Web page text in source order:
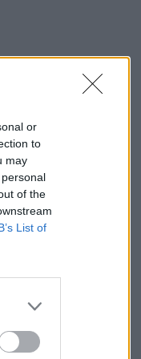
or
to
may
of the
List of
η μέγα-